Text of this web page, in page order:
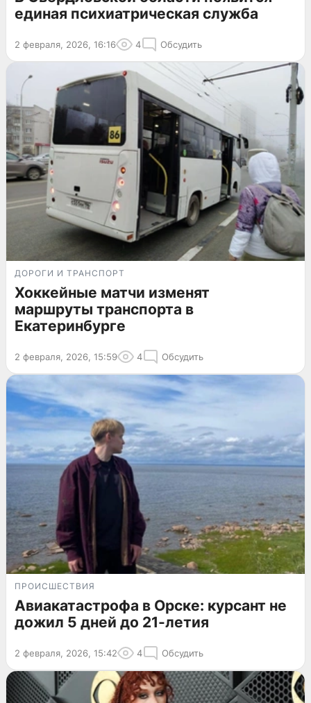
единая психиатрическая служба
2 февраля, 2026, 16:16 4 Обсудить
ДОРОГИ И ТРАНСПОРТ
Хоккейные матчи изменят
маршруты транспорта в
Екатеринбурге
2 февраля, 2026, 15:59 4 Обсудить
ПРОИСШЕСТВИЯ
Авиакатастрофа в Орске: курсант не
дожил 5 дней до 21-летия
2 февраля, 2026, 15:42 4 Обсудить